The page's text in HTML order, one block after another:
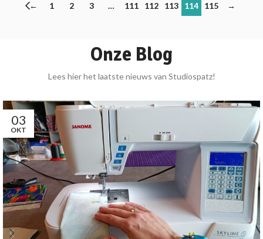
← 1 2 3 … 111 112 113 114 115 →
Onze Blog
Lees hier het laatste nieuws van Studiospatz!
03
OKT